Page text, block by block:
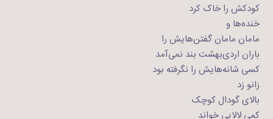
کودکش را خاک کرد
خنده‌ها و
مامان مامان گفتن‌هایش را
باران اردی‌بهشت بند نمی‌آمد
کسی شانه‌هایش را نگرفته بود
زانو زد
بالای گودال کوچک
کمی لالایی خواند